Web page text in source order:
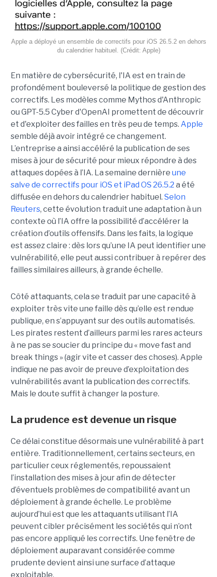
Apple a déployé un ensemble de correctifs pour iOS 26.5.2 en dehors
du calendrier habituel. (Crédit: Apple)
En matière de cybersécurité, l'IA est en train de
profondément bouleversé la politique de gestion des
correctifs. Les modèles comme Mythos d'Anthropic
ou GPT-5.5 Cyber d'OpenAI promettent de découvrir
et d'exploiter des failles en très peu de temps. Apple
semble déjà avoir intégré ce changement.
L’entreprise a ainsi accéléré la publication de ses
mises à jour de sécurité pour mieux répondre à des
attaques dopées à l’IA. La semaine dernière une
salve de correctifs pour iOS et iPad OS 26.5.2 a été
diffusée en dehors du calendrier habituel. Selon
Reuters, cette évolution traduit une adaptation à un
contexte où l’IA offre la possibilité d’accélérer la
création d’outils offensifs. Dans les faits, la logique
est assez claire : dès lors qu’une IA peut identifier une
vulnérabilité, elle peut aussi contribuer à repérer des
failles similaires ailleurs, à grande échelle.
Côté attaquants, cela se traduit par une capacité à
exploiter très vite une faille dès qu’elle est rendue
publique, en s’appuyant sur des outils automatisés.
Les pirates restent d’ailleurs parmi les rares acteurs
à ne pas se soucier du principe du « move fast and
break things » (agir vite et casser des choses). Apple
indique ne pas avoir de preuve d’exploitation des
vulnérabilités avant la publication des correctifs.
Mais le doute suffit à changer la posture.
La prudence est devenue un risque
Ce délai constitue désormais une vulnérabilité à part
entière. Traditionnellement, certains secteurs, en
particulier ceux réglementés, repoussaient
l’installation des mises à jour afin de détecter
d’éventuels problèmes de compatibilité avant un
déploiement à grande échelle. Le problème
aujourd’hui est que les attaquants utilisant l’IA
peuvent cibler précisément les sociétés qui n’ont
pas encore appliqué les correctifs. Une fenêtre de
déploiement auparavant considérée comme
prudente devient ainsi une surface d’attaque
exploitable.